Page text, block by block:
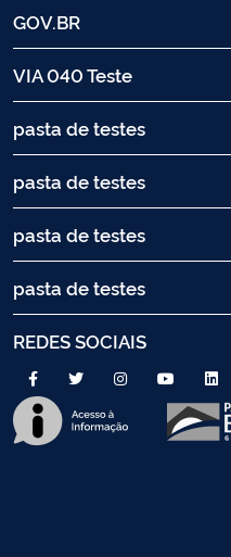
GOV.BR
VIA 040 Teste
pasta de testes
pasta de testes
pasta de testes
pasta de testes
REDES SOCIAIS